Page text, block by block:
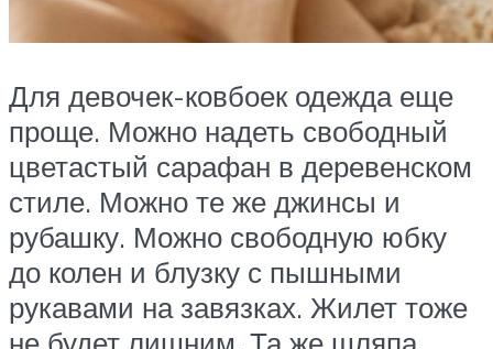
Для девочек-ковбоек одежда еще
проще. Можно надеть свободный
цветастый сарафан в деревенском
стиле. Можно те же джинсы и
рубашку. Можно свободную юбку
до колен и блузку с пышными
рукавами на завязках. Жилет тоже